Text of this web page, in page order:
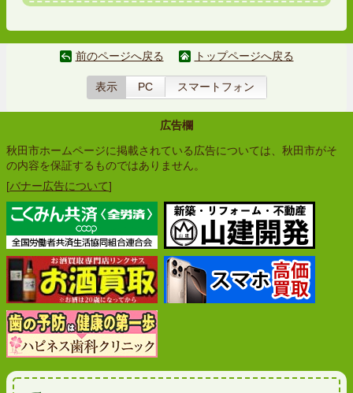
前のページへ戻る トップページへ戻る
表示 PC スマートフォン
広告欄
秋田市ホームページに掲載されている広告については、秋田市がそ
の内容を保証するものではありません。
[バナー広告について]